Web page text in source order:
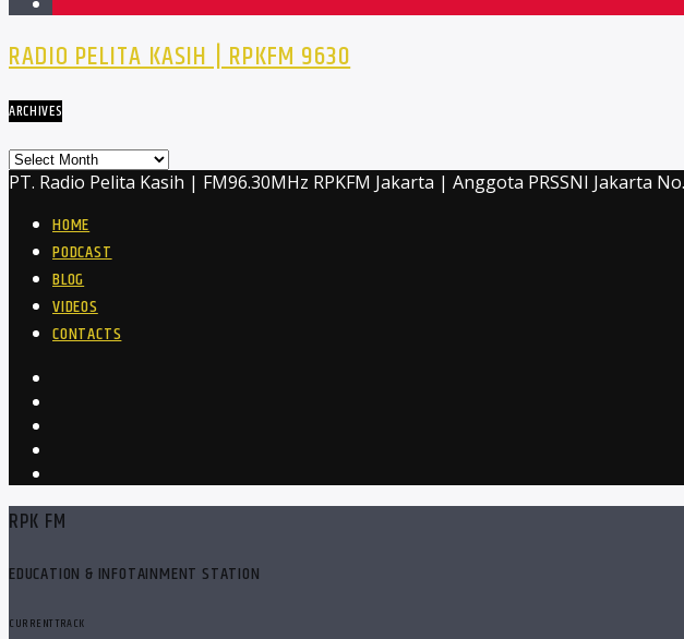
RADIO PELITA KASIH | RPKFM 9630
ARCHIVES
Archives
PT. Radio Pelita Kasih | FM96.30MHz RPKFM Jakarta | Anggota PRSSNI Jakarta
HOME
PODCAST
BLOG
VIDEOS
CONTACTS
RPK FM
EDUCATION & INFOTAINMENT STATION
CURRENT TRACK